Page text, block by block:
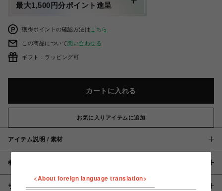
最大1,500円分ポイント進呈
獲得ポイントの確認方法は こちら
この商品について問い合わせる
ギフト：ラッピング可
カートに入れる
お気に入りアイテムに追加
アイテム説明 / 素材
概要
サイズ
<About foreign language translation>